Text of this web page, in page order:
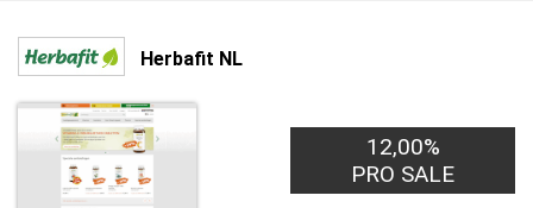
Herbafit NL
12,00%
PRO SALE